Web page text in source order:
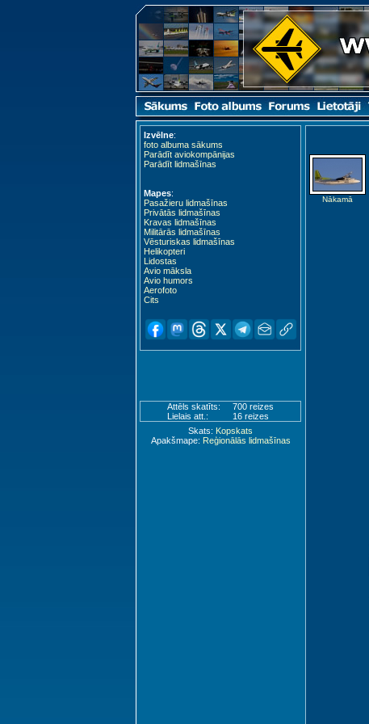
Izvēlne:
foto albuma sākums
Parādīt aviokompānijas
Parādīt lidmašīnas
Mapes:
Pasažieru lidmašīnas
Privātās lidmašīnas
Kravas lidmašīnas
Militārās lidmašīnas
Vēsturiskas lidmašīnas
Helikopteri
Lidostas
Avio māksla
Avio humors
Aerofoto
Cits
Attēls skatīts:
700 reizes
Lielais att.:
16 reizes
Skats: Kopskats
Apakšmape: Reģionālās lidmašīnas
Nākamā